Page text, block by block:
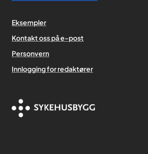
Eksempler
Kontakt oss på e-post
Personvern
Innlogging for redaktører